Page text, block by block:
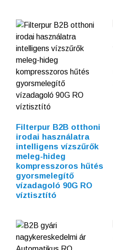
Filterpur B2B otthoni
irodai használatra
intelligens vízszűrők
meleg-hideg
kompresszoros hűtés
gyorsmelegítő
vízadagoló 90G RO
víztisztító